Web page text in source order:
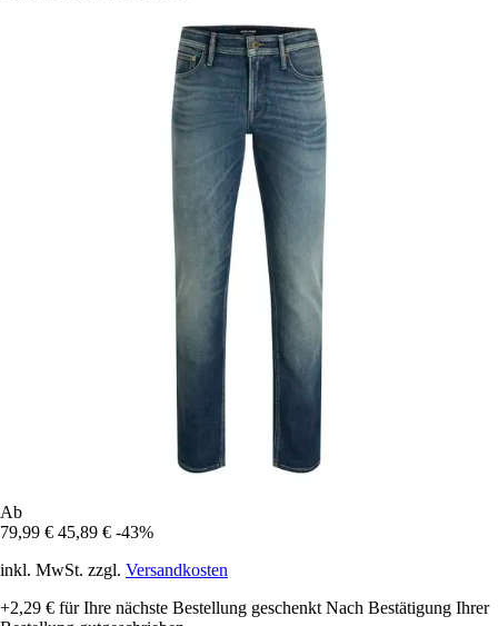
Ab
79,99 € 45,89 € -43%
inkl. MwSt. zzgl. Versandkosten
+2,29 € für Ihre nächste Bestellung geschenkt Nach Bestätigung Ihrer